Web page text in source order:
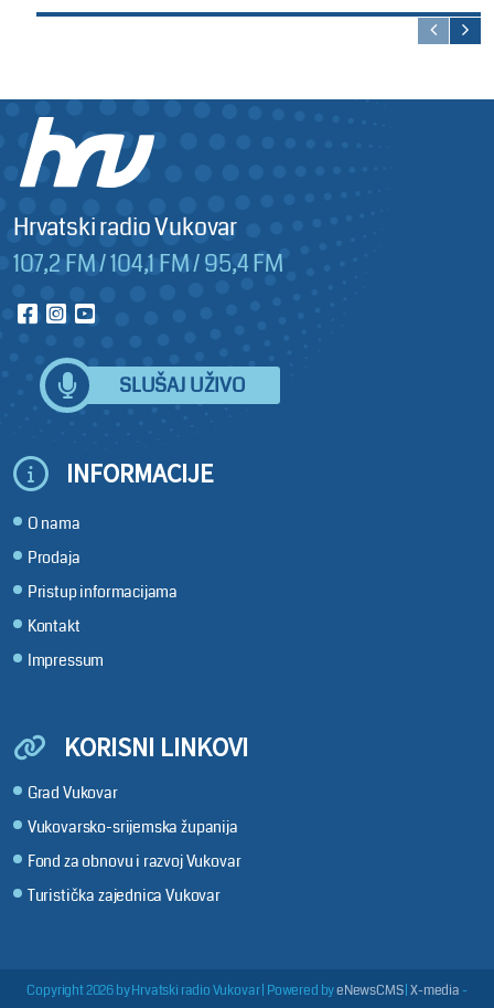
Hrvatski radio Vukovar
107,2 FM / 104,1 FM / 95,4 FM
SLUŠAJ UŽIVO
INFORMACIJE
O nama
Prodaja
Pristup informacijama
Kontakt
Impressum
KORISNI LINKOVI
Grad Vukovar
Vukovarsko-srijemska županija
Fond za obnovu i razvoj Vukovar
Turistička zajednica Vukovar
Copyright 2026 by Hrvatski radio Vukovar| Powered byeNewsCMS|X-media -